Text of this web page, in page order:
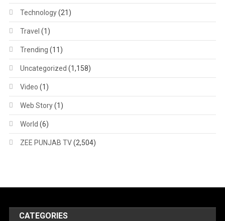
Technology(21)
Travel (1)
Trending (11)
Uncategorized (1,158)
Video (1)
Web Story(1)
World (6)
ZEE PUNJAB TV(2,504)
CATEGORIES